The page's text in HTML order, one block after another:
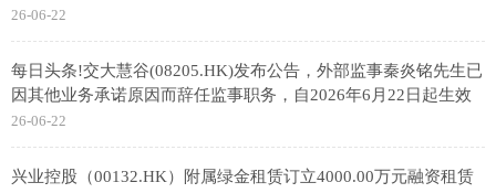
26-06-22
每日头条!交大慧谷(08205.HK)发布公告，外部监事秦炎铭先生已
因其他业务承诺原因而辞任监事职务，自2026年6月22日起生效
26-06-22
兴业控股（00132.HK）附属绿金租赁订立4000.00万元融资租赁